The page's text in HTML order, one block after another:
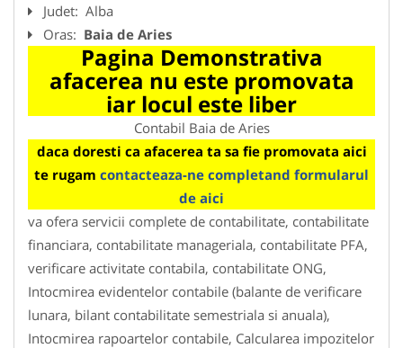
Judet: Alba
Oras: Baia de Aries
Pagina Demonstrativa
afacerea nu este promovata
iar locul este liber
Contabil Baia de Aries
daca doresti ca afacerea ta sa fie promovata aici
te rugam contacteaza-ne completand formularul
de aici
va ofera servicii complete de contabilitate, contabilitate
financiara, contabilitate manageriala, contabilitate PFA,
verificare activitate contabila, contabilitate ONG,
Intocmirea evidentelor contabile (balante de verificare
lunara, bilant contabilitate semestriala si anuala),
Intocmirea rapoartelor contabile, Calcularea impozitelor